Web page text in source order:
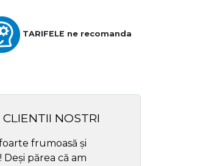
TARIFELE ne recomanda
CLIENTII NOSTRI
frumoasă și
părea că am